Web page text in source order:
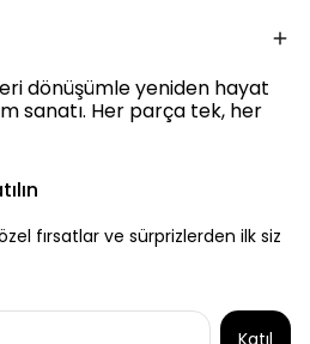
dönüşümle yeniden hayat
sanatı. Her parça tek, her
fırsatlar ve sürprizlerden ilk siz
Katıl